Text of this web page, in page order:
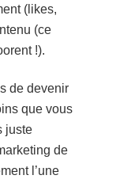
(likes,
(ce
!).
de devenir
que vous
juste
de
l’une